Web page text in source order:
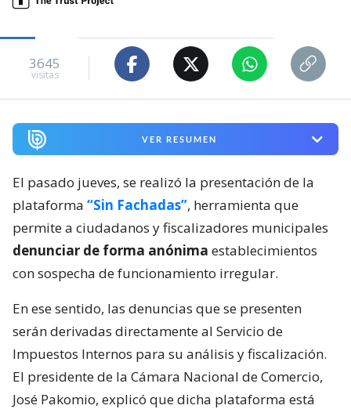
3645
visitas
VER RESUMEN
El pasado jueves, se realizó la presentación de la
plataforma “Sin Fachadas”, herramienta que
permite a ciudadanos y fiscalizadores municipales
denunciar de forma anónima establecimientos
con sospecha de funcionamiento irregular.
En ese sentido, las denuncias que se presenten
serán derivadas directamente al Servicio de
Impuestos Internos para su análisis y fiscalización.
El presidente de la Cámara Nacional de Comercio,
José Pakomio, explicó que dicha plataforma está